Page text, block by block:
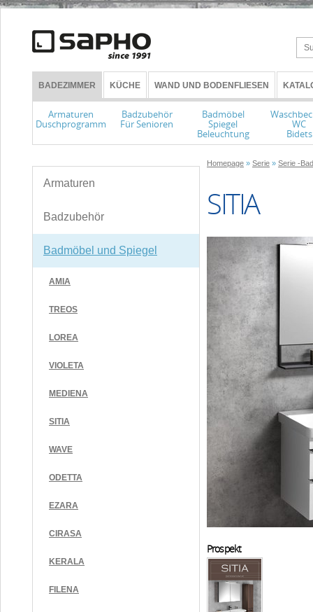
BADEZIMMER KÜCHE WAND UND BODENFLIESEN
Armaturen
Duschprogramm
Badzubehör
Für Senioren
Badmöbel
Spiegel
Beleuchtung
WC
Bidets
Armaturen
Badzubehör
Badmöbel und Spiegel
AMIA
TREOS
LOREA
VIOLETA
MEDIENA
SITIA
WAVE
ODETTA
EZARA
CIRASA
KERALA
FILENA
Homepage » Serie » Serie -
SITIA
Prospekt